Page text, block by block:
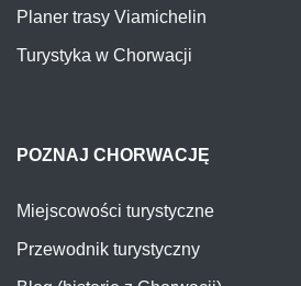
Planer trasy Viamichelin
Turystyka w Chorwacji
POZNAJ CHORWACJĘ
Miejscowości turystyczne
Przewodnik turystyczny